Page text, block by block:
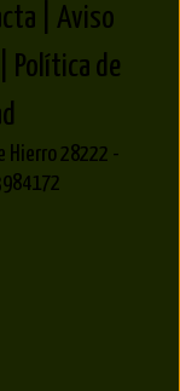
|
Aviso
Política de
Hierro 28222 -